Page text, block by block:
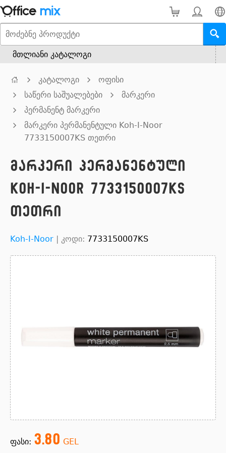
მთლიანი კატალოგი
კატალოგი
ოფისი
საწერი საშუალებები
მარკერი
პერმანენტ მარკერი
მარკერი პერმანენტული Koh-I-Noor
7733150007KS თეთრი
მარკერი პერმანენტული
Koh-I-Noor 7733150007KS
თეთრი
Koh-I-Noor | კოდი: 7733150007KS
ფასი: 3.80 GEL